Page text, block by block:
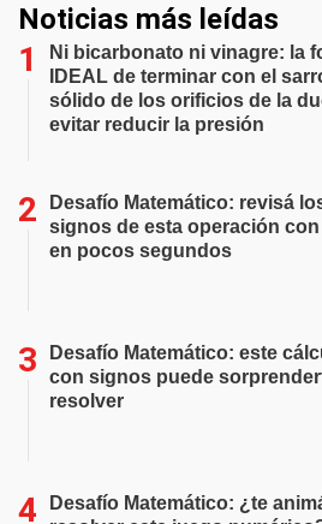
Noticias más leídas
Ni bicarbonato ni vinagre: la
IDEAL de terminar con el
sólido de los orificios de la
evitar reducir la presión
Desafío Matemático: revisá
signos de esta operación
en pocos segundos
Desafío Matemático: este
con signos puede
resolver
Desafío Matemático: ¿te